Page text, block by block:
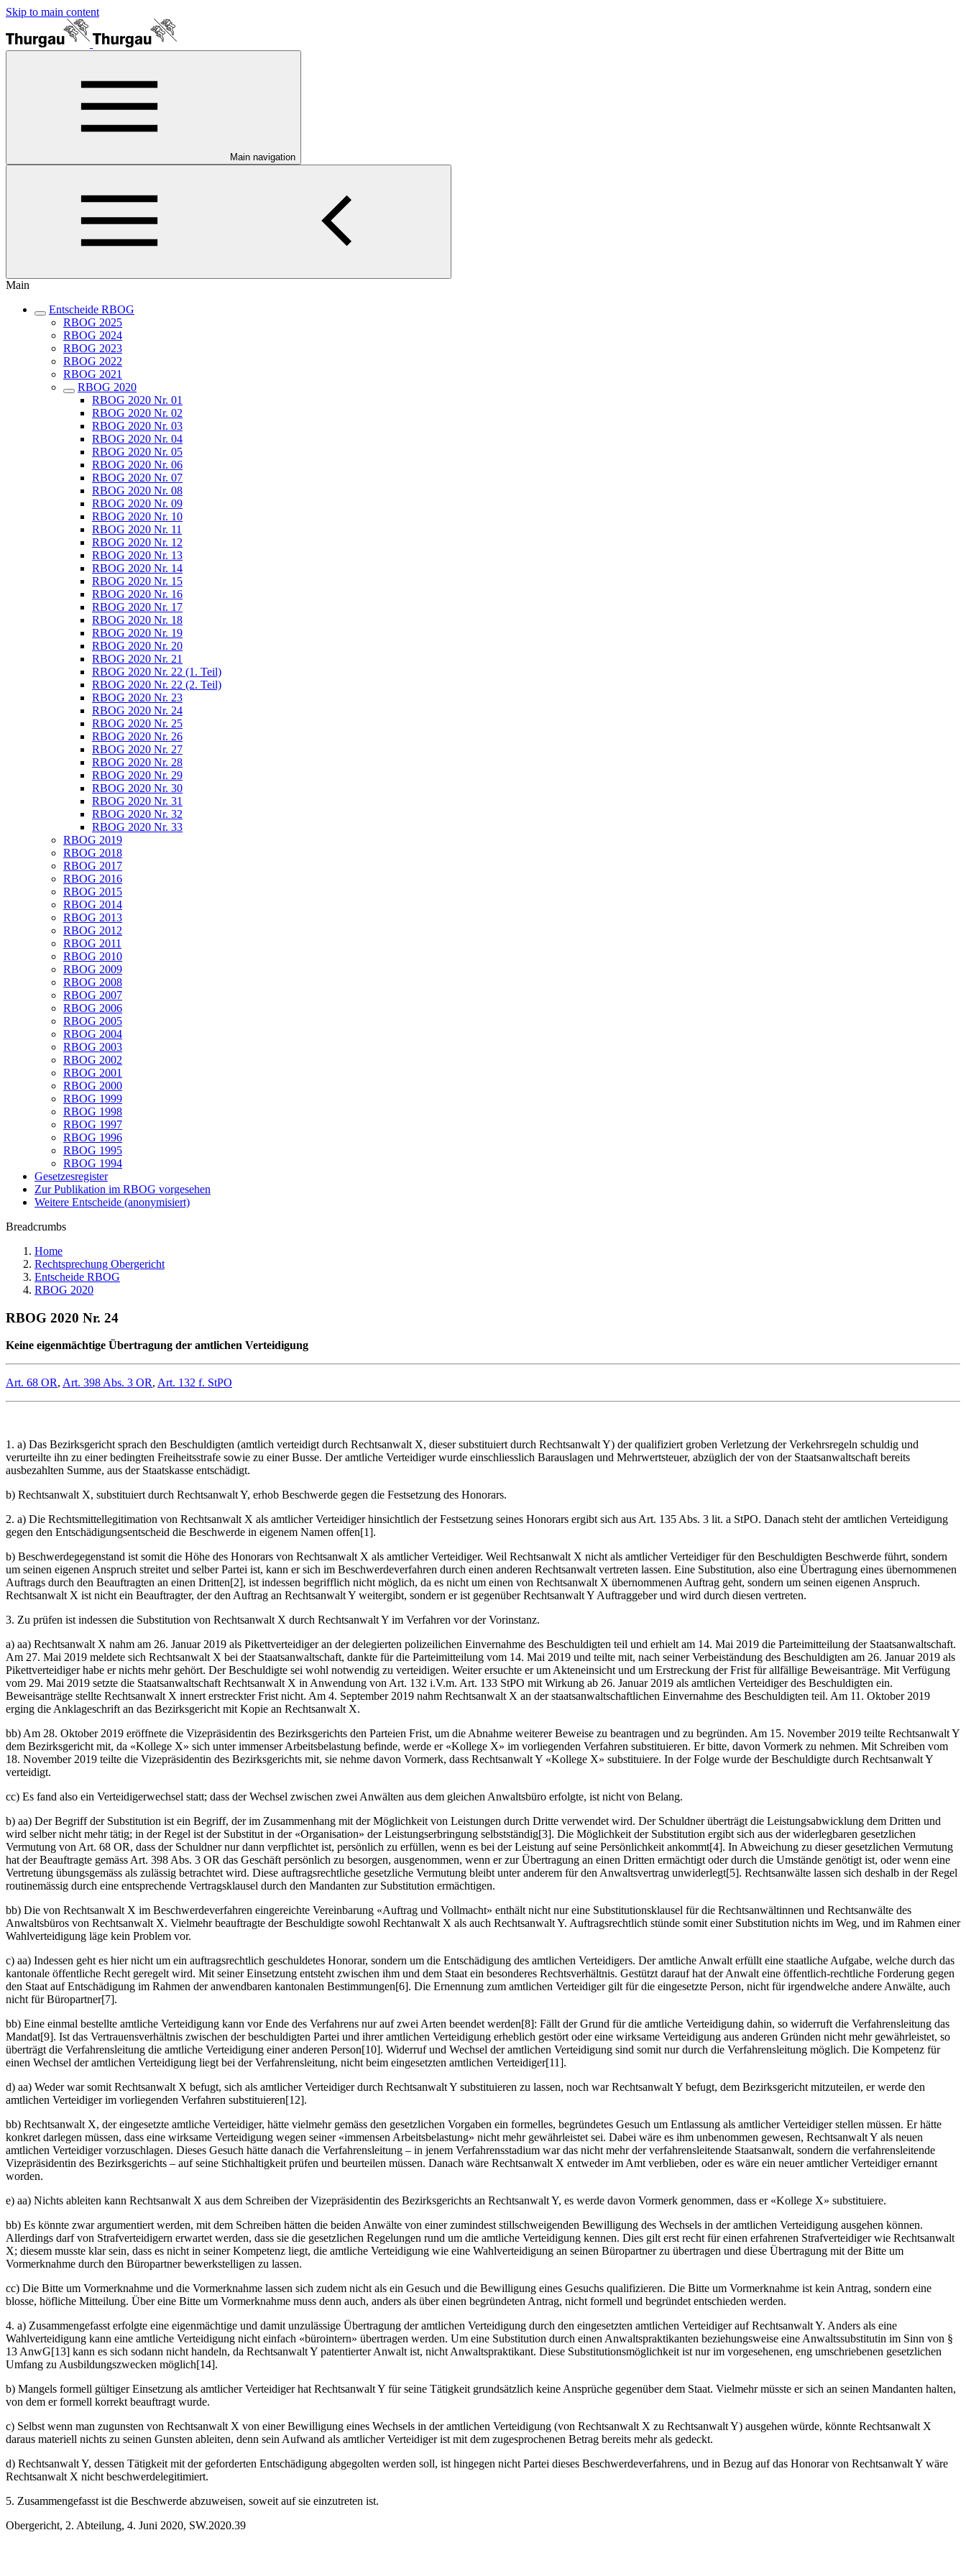
Skip to main content
Main navigation
Main
Entscheide RBOG
RBOG 2025
RBOG 2024
RBOG 2023
RBOG 2022
RBOG 2021
RBOG 2020
RBOG 2020 Nr. 01
RBOG 2020 Nr. 02
RBOG 2020 Nr. 03
RBOG 2020 Nr. 04
RBOG 2020 Nr. 05
RBOG 2020 Nr. 06
RBOG 2020 Nr. 07
RBOG 2020 Nr. 08
RBOG 2020 Nr. 09
RBOG 2020 Nr. 10
RBOG 2020 Nr. 11
RBOG 2020 Nr. 12
RBOG 2020 Nr. 13
RBOG 2020 Nr. 14
RBOG 2020 Nr. 15
RBOG 2020 Nr. 16
RBOG 2020 Nr. 17
RBOG 2020 Nr. 18
RBOG 2020 Nr. 19
RBOG 2020 Nr. 20
RBOG 2020 Nr. 21
RBOG 2020 Nr. 22 (1. Teil)
RBOG 2020 Nr. 22 (2. Teil)
RBOG 2020 Nr. 23
RBOG 2020 Nr. 24
RBOG 2020 Nr. 25
RBOG 2020 Nr. 26
RBOG 2020 Nr. 27
RBOG 2020 Nr. 28
RBOG 2020 Nr. 29
RBOG 2020 Nr. 30
RBOG 2020 Nr. 31
RBOG 2020 Nr. 32
RBOG 2020 Nr. 33
RBOG 2019
RBOG 2018
RBOG 2017
RBOG 2016
RBOG 2015
RBOG 2014
RBOG 2013
RBOG 2012
RBOG 2011
RBOG 2010
RBOG 2009
RBOG 2008
RBOG 2007
RBOG 2006
RBOG 2005
RBOG 2004
RBOG 2003
RBOG 2002
RBOG 2001
RBOG 2000
RBOG 1999
RBOG 1998
RBOG 1997
RBOG 1996
RBOG 1995
RBOG 1994
Gesetzesregister
Zur Publikation im RBOG vorgesehen
Weitere Entscheide (anonymisiert)
Breadcrumbs
Home
Rechtsprechung Obergericht
Entscheide RBOG
RBOG 2020
RBOG 2020 Nr. 24
Keine eigenmächtige Übertragung der amtlichen Verteidigung
Art. 68 OR, Art. 398 Abs. 3 OR, Art. 132 f. StPO
1. a) Das Bezirksgericht sprach den Beschuldigten (amtlich verteidigt durch Rechtsanwalt X, dieser substituiert durch Rechtsanwalt Y) der qualifiziert groben Verletzung der Verkehrsregeln schuldig und
verurteilte ihn zu einer bedingten Freiheitsstrafe sowie zu einer Busse. Der amtliche Verteidiger wurde einschliesslich Barauslagen und Mehrwertsteuer, abzüglich der von der Staatsanwaltschaft bereits
ausbezahlten Summe, aus der Staatskasse entschädigt.
b) Rechtsanwalt X, substituiert durch Rechtsanwalt Y, erhob Beschwerde gegen die Festsetzung des Honorars.
2. a) Die Rechtsmittellegitimation von Rechtsanwalt X als amtlicher Verteidiger hinsichtlich der Festsetzung seines Honorars ergibt sich aus Art. 135 Abs. 3 lit. a StPO. Danach steht der amtlichen Verteidigung
gegen den Entschädigungsentscheid die Beschwerde in eigenem Namen offen[1].
b) Beschwerdegegenstand ist somit die Höhe des Honorars von Rechtsanwalt X als amtlicher Verteidiger. Weil Rechtsanwalt X nicht als amtlicher Verteidiger für den Beschuldigten Beschwerde führt, sondern
um seinen eigenen Anspruch streitet und selber Partei ist, kann er sich im Beschwerdeverfahren durch einen anderen Rechtsanwalt vertreten lassen. Eine Substitution, also eine Übertragung eines übernommenen
Auftrags durch den Beauftragten an einen Dritten[2], ist indessen begrifflich nicht möglich, da es nicht um einen von Rechtsanwalt X übernommenen Auftrag geht, sondern um seinen eigenen Anspruch.
Rechtsanwalt X ist nicht ein Beauftragter, der den Auftrag an Rechtsanwalt Y weitergibt, sondern er ist gegenüber Rechtsanwalt Y Auftraggeber und wird durch diesen vertreten.
3. Zu prüfen ist indessen die Substitution von Rechtsanwalt X durch Rechtsanwalt Y im Verfahren vor der Vorinstanz.
a) aa) Rechtsanwalt X nahm am 26. Januar 2019 als Pikettverteidiger an der delegierten polizeilichen Einvernahme des Beschuldigten teil und erhielt am 14. Mai 2019 die Parteimitteilung der Staatsanwaltschaft.
Am 27. Mai 2019 meldete sich Rechtsanwalt X bei der Staatsanwaltschaft, dankte für die Parteimitteilung vom 14. Mai 2019 und teilte mit, nach seiner Verbeiständung des Beschuldigten am 26. Januar 2019 als
Pikettverteidiger habe er nichts mehr gehört. Der Beschuldigte sei wohl notwendig zu verteidigen. Weiter ersuchte er um Akteneinsicht und um Erstreckung der Frist für allfällige Beweisanträge. Mit Verfügung
vom 29. Mai 2019 setzte die Staatsanwaltschaft Rechtsanwalt X in Anwendung von Art. 132 i.V.m. Art. 133 StPO mit Wirkung ab 26. Januar 2019 als amtlichen Verteidiger des Beschuldigten ein.
Beweisanträge stellte Rechtsanwalt X innert erstreckter Frist nicht. Am 4. September 2019 nahm Rechtsanwalt X an der staatsanwaltschaftlichen Einvernahme des Beschuldigten teil. Am 11. Oktober 2019
erging die Anklageschrift an das Bezirksgericht mit Kopie an Rechtsanwalt X.
bb) Am 28. Oktober 2019 eröffnete die Vizepräsidentin des Bezirksgerichts den Parteien Frist, um die Abnahme weiterer Beweise zu beantragen und zu begründen. Am 15. November 2019 teilte Rechtsanwalt Y
dem Bezirksgericht mit, da «Kollege X» sich unter immenser Arbeitsbelastung befinde, werde er «Kollege X» im vorliegenden Verfahren substituieren. Er bitte, davon Vormerk zu nehmen. Mit Schreiben vom
18. November 2019 teilte die Vizepräsidentin des Bezirksgerichts mit, sie nehme davon Vormerk, dass Rechtsanwalt Y «Kollege X» substituiere. In der Folge wurde der Beschuldigte durch Rechtsanwalt Y
verteidigt.
cc) Es fand also ein Verteidigerwechsel statt; dass der Wechsel zwischen zwei Anwälten aus dem gleichen Anwaltsbüro erfolgte, ist nicht von Belang.
b) aa) Der Begriff der Substitution ist ein Begriff, der im Zusammenhang mit der Möglichkeit von Leistungen durch Dritte verwendet wird. Der Schuldner überträgt die Leistungsabwicklung dem Dritten und
wird selber nicht mehr tätig; in der Regel ist der Substitut in der «Organisation» der Leistungserbringung selbstständig[3]. Die Möglichkeit der Substitution ergibt sich aus der widerlegbaren gesetzlichen
Vermutung von Art. 68 OR, dass der Schuldner nur dann verpflichtet ist, persönlich zu erfüllen, wenn es bei der Leistung auf seine Persönlichkeit ankommt[4]. In Abweichung zu dieser gesetzlichen Vermutung
hat der Beauftragte gemäss Art. 398 Abs. 3 OR das Geschäft persönlich zu besorgen, ausgenommen, wenn er zur Übertragung an einen Dritten ermächtigt oder durch die Umstände genötigt ist, oder wenn eine
Vertretung übungsgemäss als zulässig betrachtet wird. Diese auftragsrechtliche gesetzliche Vermutung bleibt unter anderem für den Anwaltsvertrag unwiderlegt[5]. Rechtsanwälte lassen sich deshalb in der Regel
routinemässig durch eine entsprechende Vertragsklausel durch den Mandanten zur Substitution ermächtigen.
bb) Die von Rechtsanwalt X im Beschwerdeverfahren eingereichte Vereinbarung «Auftrag und Vollmacht» enthält nicht nur eine Substitutionsklausel für die Rechtsanwältinnen und Rechtsanwälte des
Anwaltsbüros von Rechtsanwalt X. Vielmehr beauftragte der Beschuldigte sowohl Rechtanwalt X als auch Rechtsanwalt Y. Auftragsrechtlich stünde somit einer Substitution nichts im Weg, und im Rahmen einer
Wahlverteidigung läge kein Problem vor.
c) aa) Indessen geht es hier nicht um ein auftragsrechtlich geschuldetes Honorar, sondern um die Entschädigung des amtlichen Verteidigers. Der amtliche Anwalt erfüllt eine staatliche Aufgabe, welche durch das
kantonale öffentliche Recht geregelt wird. Mit seiner Einsetzung entsteht zwischen ihm und dem Staat ein besonderes Rechtsverhältnis. Gestützt darauf hat der Anwalt eine öffentlich-rechtliche Forderung gegen
den Staat auf Entschädigung im Rahmen der anwendbaren kantonalen Bestimmungen[6]. Die Ernennung zum amtlichen Verteidiger gilt für die eingesetzte Person, nicht für irgendwelche andere Anwälte, auch
nicht für Büropartner[7].
bb) Eine einmal bestellte amtliche Verteidigung kann vor Ende des Verfahrens nur auf zwei Arten beendet werden[8]: Fällt der Grund für die amtliche Verteidigung dahin, so widerruft die Verfahrensleitung das
Mandat[9]. Ist das Vertrauensverhältnis zwischen der beschuldigten Partei und ihrer amtlichen Verteidigung erheblich gestört oder eine wirksame Verteidigung aus anderen Gründen nicht mehr gewährleistet, so
überträgt die Verfahrensleitung die amtliche Verteidigung einer anderen Person[10]. Widerruf und Wechsel der amtlichen Verteidigung sind somit nur durch die Verfahrensleitung möglich. Die Kompetenz für
einen Wechsel der amtlichen Verteidigung liegt bei der Verfahrensleitung, nicht beim eingesetzten amtlichen Verteidiger[11].
d) aa) Weder war somit Rechtsanwalt X befugt, sich als amtlicher Verteidiger durch Rechtsanwalt Y substituieren zu lassen, noch war Rechtsanwalt Y befugt, dem Bezirksgericht mitzuteilen, er werde den
amtlichen Verteidiger im vorliegenden Verfahren substituieren[12].
bb) Rechtsanwalt X, der eingesetzte amtliche Verteidiger, hätte vielmehr gemäss den gesetzlichen Vorgaben ein formelles, begründetes Gesuch um Entlassung als amtlicher Verteidiger stellen müssen. Er hätte
konkret darlegen müssen, dass eine wirksame Verteidigung wegen seiner «immensen Arbeitsbelastung» nicht mehr gewährleistet sei. Dabei wäre es ihm unbenommen gewesen, Rechtsanwalt Y als neuen
amtlichen Verteidiger vorzuschlagen. Dieses Gesuch hätte danach die Verfahrensleitung – in jenem Verfahrensstadium war das nicht mehr der verfahrensleitende Staatsanwalt, sondern die verfahrensleitende
Vizepräsidentin des Bezirksgerichts – auf seine Stichhaltigkeit prüfen und beurteilen müssen. Danach wäre Rechtsanwalt X entweder im Amt verblieben, oder es wäre ein neuer amtlicher Verteidiger ernannt
worden.
e) aa) Nichts ableiten kann Rechtsanwalt X aus dem Schreiben der Vizepräsidentin des Bezirksgerichts an Rechtsanwalt Y, es werde davon Vormerk genommen, dass er «Kollege X» substituiere.
bb) Es könnte zwar argumentiert werden, mit dem Schreiben hätten die beiden Anwälte von einer zumindest stillschweigenden Bewilligung des Wechsels in der amtlichen Verteidigung ausgehen können.
Allerdings darf von Strafverteidigern erwartet werden, dass sie die gesetzlichen Regelungen rund um die amtliche Verteidigung kennen. Dies gilt erst recht für einen erfahrenen Strafverteidiger wie Rechtsanwalt
X; diesem musste klar sein, dass es nicht in seiner Kompetenz liegt, die amtliche Verteidigung wie eine Wahlverteidigung an seinen Büropartner zu übertragen und diese Übertragung mit der Bitte um
Vormerknahme durch den Büropartner bewerkstelligen zu lassen.
cc) Die Bitte um Vormerknahme und die Vormerknahme lassen sich zudem nicht als ein Gesuch und die Bewilligung eines Gesuchs qualifizieren. Die Bitte um Vormerknahme ist kein Antrag, sondern eine
blosse, höfliche Mitteilung. Über eine Bitte um Vormerknahme muss denn auch, anders als über einen begründeten Antrag, nicht formell und begründet entschieden werden.
4. a) Zusammengefasst erfolgte eine eigenmächtige und damit unzulässige Übertragung der amtlichen Verteidigung durch den eingesetzten amtlichen Verteidiger auf Rechtsanwalt Y. Anders als eine
Wahlverteidigung kann eine amtliche Verteidigung nicht einfach «bürointern» übertragen werden. Um eine Substitution durch einen Anwaltspraktikanten beziehungsweise eine Anwaltssubstitutin im Sinn von §
13 AnwG[13] kann es sich sodann nicht handeln, da Rechtsanwalt Y patentierter Anwalt ist, nicht Anwaltspraktikant. Diese Substitutionsmöglichkeit ist nur im vorgesehenen, eng umschriebenen gesetzlichen
Umfang zu Ausbildungszwecken möglich[14].
b) Mangels formell gültiger Einsetzung als amtlicher Verteidiger hat Rechtsanwalt Y für seine Tätigkeit grundsätzlich keine Ansprüche gegenüber dem Staat. Vielmehr müsste er sich an seinen Mandanten halten,
von dem er formell korrekt beauftragt wurde.
c) Selbst wenn man zugunsten von Rechtsanwalt X von einer Bewilligung eines Wechsels in der amtlichen Verteidigung (von Rechtsanwalt X zu Rechtsanwalt Y) ausgehen würde, könnte Rechtsanwalt X
daraus materiell nichts zu seinen Gunsten ableiten, denn sein Aufwand als amtlicher Verteidiger ist mit dem zugesprochenen Betrag bereits mehr als gedeckt.
d) Rechtsanwalt Y, dessen Tätigkeit mit der geforderten Entschädigung abgegolten werden soll, ist hingegen nicht Partei dieses Beschwerdeverfahrens, und in Bezug auf das Honorar von Rechtsanwalt Y wäre
Rechtsanwalt X nicht beschwerdelegitimiert.
5. Zusammengefasst ist die Beschwerde abzuweisen, soweit auf sie einzutreten ist.
Obergericht, 2. Abteilung, 4. Juni 2020, SW.2020.39